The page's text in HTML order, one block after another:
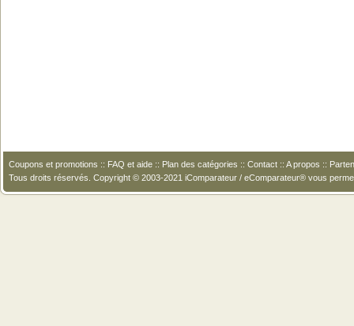
Coupons et promotions :: FAQ et aide :: Plan des catégories :: Contact :: A propos ::
Tous droits réservés. Copyright © 2003-2021 iComparateur / eComparateur® vous